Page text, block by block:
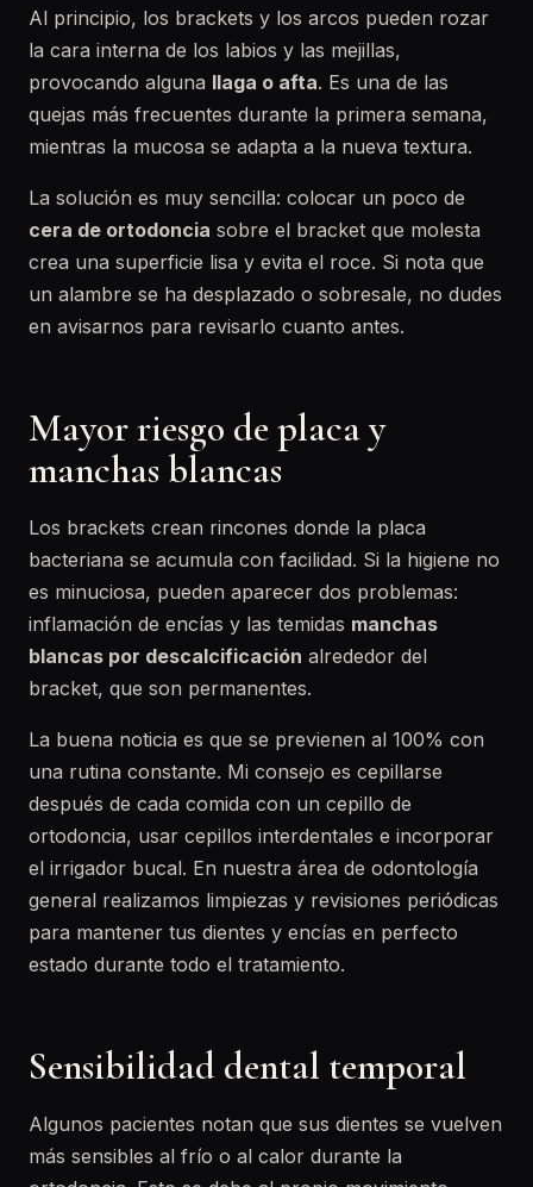
Al principio, los brackets y los arcos pueden rozar
la cara interna de los labios y las mejillas,
provocando alguna llaga o afta. Es una de las
quejas más frecuentes durante la primera semana,
mientras la mucosa se adapta a la nueva textura.
La solución es muy sencilla: colocar un poco de
cera de ortodoncia sobre el bracket que molesta
crea una superficie lisa y evita el roce. Si nota que
un alambre se ha desplazado o sobresale, no dudes
en avisarnos para revisarlo cuanto antes.
Mayor riesgo de placa y
manchas blancas
Los brackets crean rincones donde la placa
bacteriana se acumula con facilidad. Si la higiene no
es minuciosa, pueden aparecer dos problemas:
inflamación de encías y las temidas manchas
blancas por descalcificación alrededor del
bracket, que son permanentes.
La buena noticia es que se previenen al 100% con
una rutina constante. Mi consejo es cepillarse
después de cada comida con un cepillo de
ortodoncia, usar cepillos interdentales e incorporar
el irrigador bucal. En nuestra área de odontología
general realizamos limpiezas y revisiones periódicas
para mantener tus dientes y encías en perfecto
estado durante todo el tratamiento.
Sensibilidad dental temporal
Algunos pacientes notan que sus dientes se vuelven
más sensibles al frío o al calor durante la